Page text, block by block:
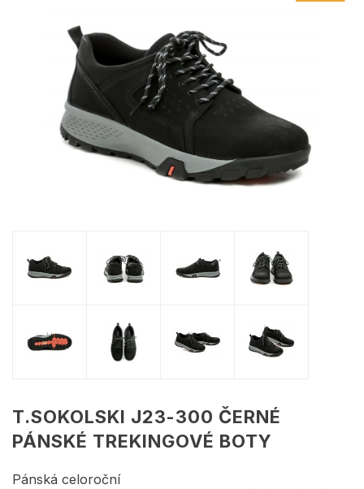
T.SOKOLSKI J23-300 ČERNÉ
PÁNSKÉ TREKINGOVÉ BOTY
Pánská celoroční